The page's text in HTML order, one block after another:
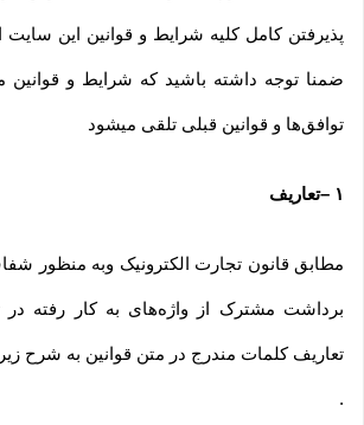
پذیرفتن کامل کلیه شرایط و قوانین این
ضمنا توجه داشته باشید که شرایط و قوانین
توافق‏‌ها و قوانین قبلی تلقی میشود
۱ –تعاریف
مطابق قانون تجارت الکترونیک وبه منظور
برداشت مشترک از واژه‌های به کار رفته در
تعاریف کلمات مندرج در متن قوانین به شرح
.